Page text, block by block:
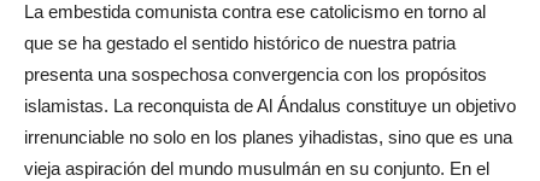
La embestida comunista contra ese catolicismo en torno al
que se ha gestado el sentido histórico de nuestra patria
presenta una sospechosa convergencia con los propósitos
islamistas. La reconquista de Al Ándalus constituye un objetivo
irrenunciable no solo en los planes yihadistas, sino que es una
vieja aspiración del mundo musulmán en su conjunto. En el